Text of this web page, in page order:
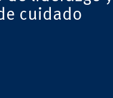
cuidado